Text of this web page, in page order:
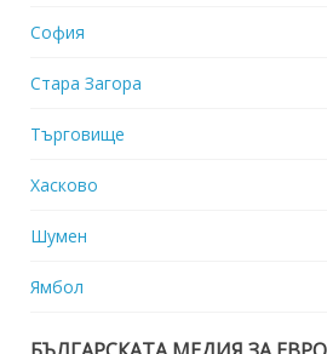
София
Стара Загора
Търговище
Хасково
Шумен
Ямбол